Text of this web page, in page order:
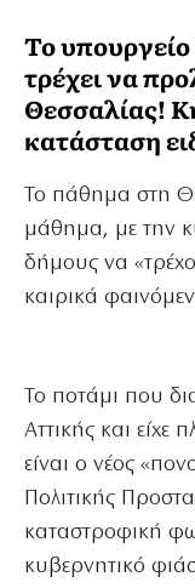
Το
τρέχει να
Θεσσαλίας!
κατάσταση
Το πάθημα στη
μάθημα, με την
δήμους να
καιρικά
Το ποτάμι που
Αττικής και είχε
είναι ο νέος
Πολιτικής
καταστροφική
κυβερνητικό